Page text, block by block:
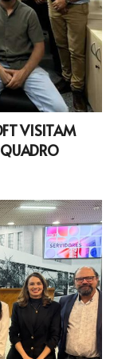
VISITAM
QUADRO